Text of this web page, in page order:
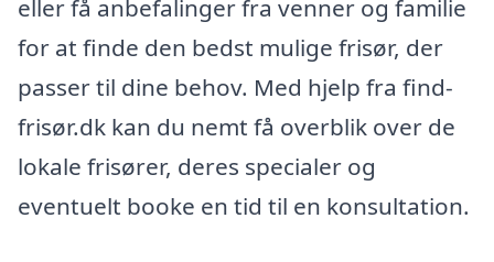
eller få anbefalinger fra venner og familie
for at finde den bedst mulige frisør, der
passer til dine behov. Med hjelp fra find-
frisør.dk kan du nemt få overblik over de
lokale frisører, deres specialer og
eventuelt booke en tid til en konsultation.